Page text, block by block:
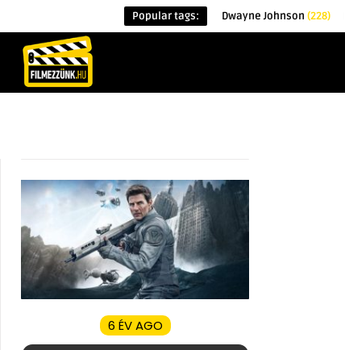
Popular tags: Dwayne Johnson (228)
6 ÉV AGO